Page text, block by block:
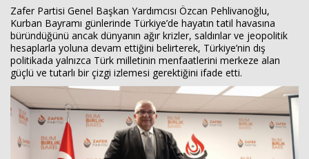
Zafer Partisi Genel Başkan Yardımcısı Özcan Pehlivanoğlu,
Kurban Bayramı günlerinde Türkiye’de hayatın tatil havasına
büründüğünü ancak dünyanın ağır krizler, saldırılar ve jeopolitik
hesaplarla yoluna devam ettiğini belirterek, Türkiye’nin dış
politikada yalnızca Türk milletinin menfaatlerini merkeze alan
güçlü ve tutarlı bir çizgi izlemesi gerektiğini ifade etti.
FOTO GALERİ
VİDEO GALERİ
İLETİŞİM